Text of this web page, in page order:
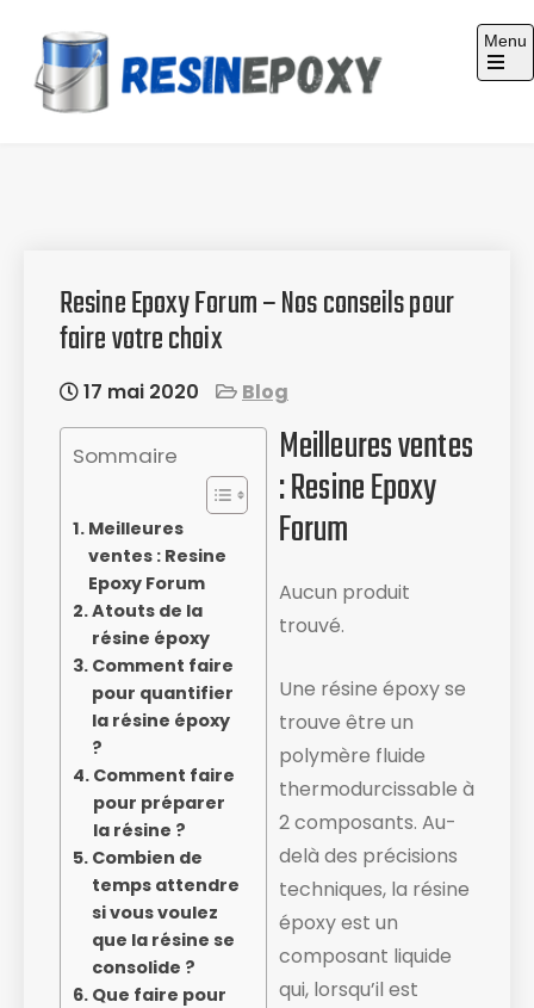
content
Menu
Resine Epoxy Forum – Nos conseils pour
faire votre choix
17 mai 2020 Blog
Sommaire
Meilleures
ventes : Resine
Epoxy Forum
Atouts de la
résine époxy
Comment faire
pour quantifier
la résine époxy
?
Comment faire
pour préparer
la résine ?
Combien de
temps attendre
si vous voulez
que la résine se
consolide ?
Que faire pour
Meilleures ventes
: Resine Epoxy
Forum
Aucun produit
trouvé.
Une résine époxy se
trouve être un
polymère fluide
thermodurcissable à
2 composants. Au-
delà des précisions
techniques, la résine
époxy est un
composant liquide ​
qui, lorsqu’il est